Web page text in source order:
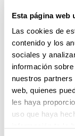
Esta página web
Las cookies de
contenido y los
sociales y
información
nuestros
web, quienes
les haya
uso que haya
apoyo
La
duración